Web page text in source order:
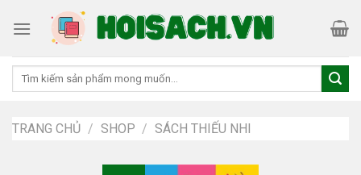
Tìm
TRANG CHỦ / SHOP / SÁCH THIẾU NHI